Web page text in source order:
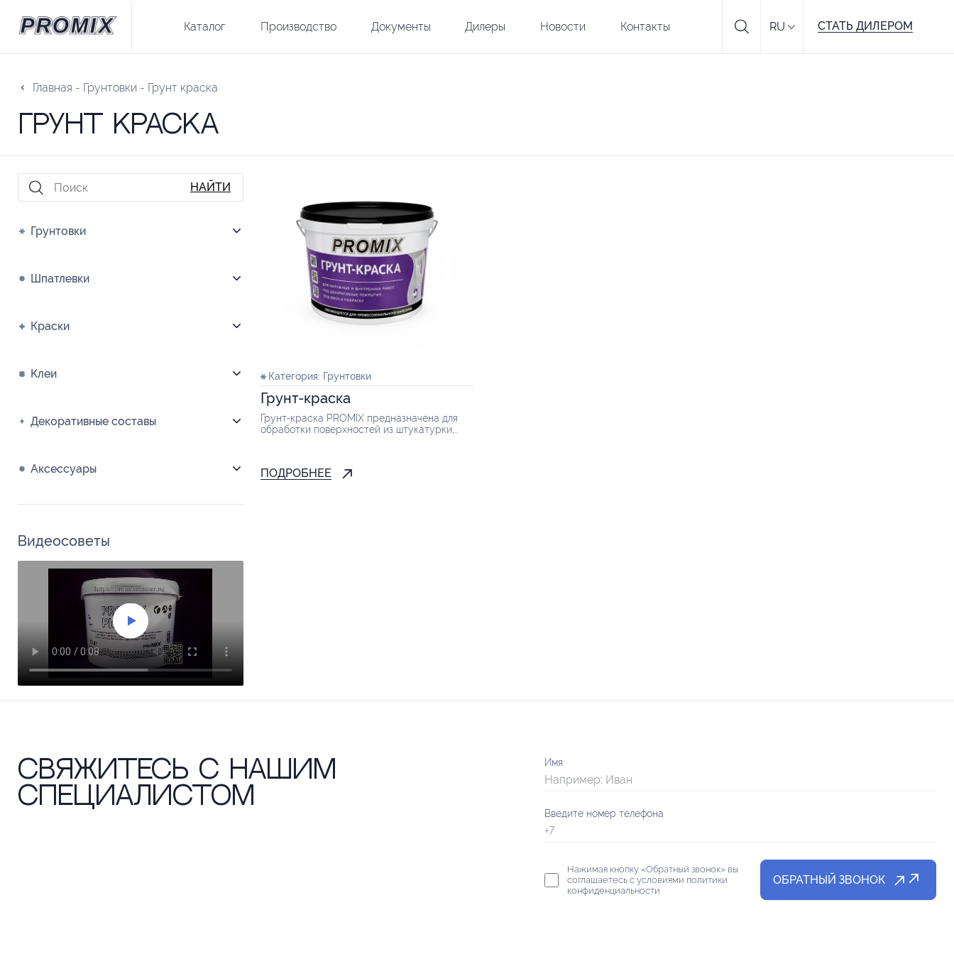
Каталог Производство Документы Дилеры Новости Контакты RU СТАТЬ ДИЛЕРОМ
Главная - Грунтовки - Грунт краска
Грунт краска
НАЙТИ
Грунтовки
Шпатлевки
Краски
Клеи
Декоративные составы
Аксессуары
Видеосоветы
Категория: Грунтовки
Грунт-краска
Грунт-краска PROMIX предназначена для
обработки поверхностей из штукатурки,
ПОДРОБНЕЕ
Свяжитесь с нашим
специалистом
Имя
Введите номер телефона
Нажимая кнопку «Обратный звонок» вы
соглашаетесь с условиями политики
конфиденциальности
ОБРАТНЫЙ ЗВОНОК